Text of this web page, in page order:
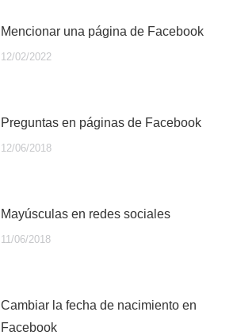
Mencionar una página de Facebook
12/02/2022
Preguntas en páginas de Facebook
12/06/2018
Mayúsculas en redes sociales
11/06/2018
Cambiar la fecha de nacimiento en
Facebook